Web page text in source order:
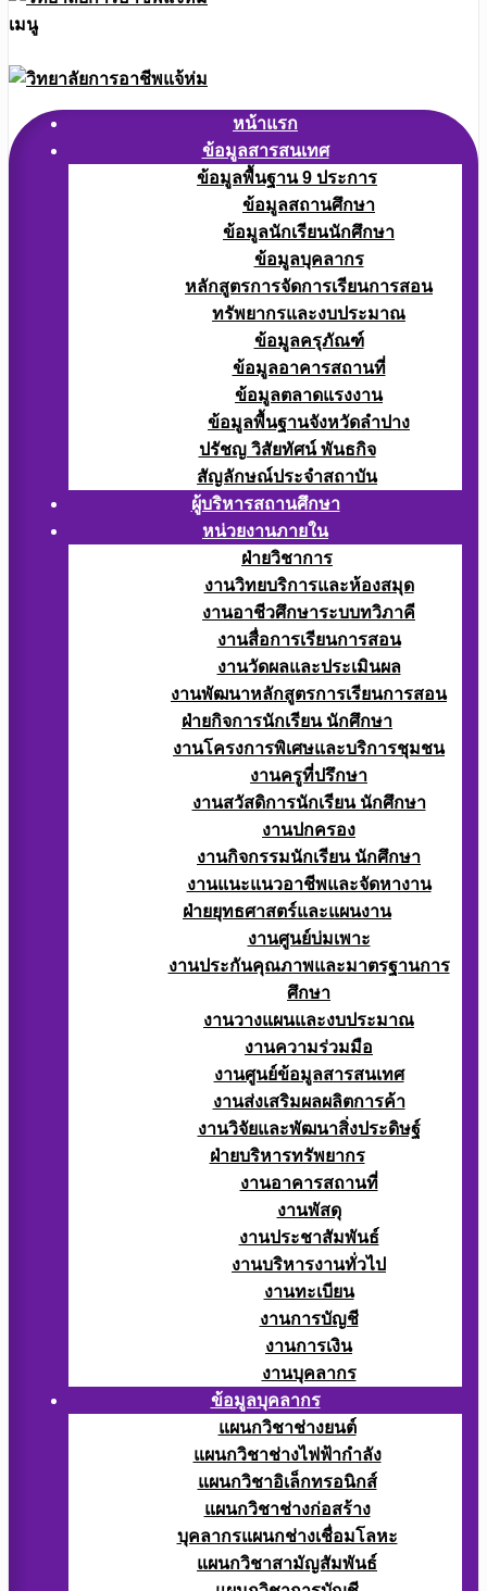
เมนู
หน้าแรก
ข้อมูลสารสนเทศ
ข้อมูลพื้นฐาน 9 ประการ
ข้อมูลสถานศึกษา
ข้อมูลนักเรียนนักศึกษา
ข้อมูลบุคลากร
หลักสูตรการจัดการเรียนการสอน
ทรัพยากรและงบประมาณ
ข้อมูลครุภัณฑ์
ข้อมูลอาคารสถานที่
ข้อมูลตลาดแรงงาน
ข้อมูลพื้นฐานจังหวัดลำปาง
ปรัชญ วิสัยทัศน์ พันธกิจ
สัญลักษณ์ประจำสถาบัน
ผู้บริหารสถานศึกษา
หน่วยงานภายใน
ฝ่ายวิชาการ
งานวิทยบริการและห้องสมุด
งานอาชีวศึกษาระบบทวิภาคี
งานสื่อการเรียนการสอน
งานวัดผลและประเมินผล
งานพัฒนาหลักสูตรการเรียนการสอน
ฝ่ายกิจการนักเรียน นักศึกษา
งานโครงการพิเศษและบริการชุมชน
งานครูที่ปรึกษา
งานสวัสดิการนักเรียน นักศึกษา
งานปกครอง
งานกิจกรรมนักเรียน นักศึกษา
งานแนะแนวอาชีพและจัดหางาน
ฝ่ายยุทธศาสตร์และแผนงาน
งานศูนย์บ่มเพาะ
งานประกันคุณภาพและมาตรฐานการ
ศึกษา
งานวางแผนและงบประมาณ
งานความร่วมมือ
งานศูนย์ข้อมูลสารสนเทศ
งานส่งเสริมผลผลิตการค้า
งานวิจัยและพัฒนาสิ่งประดิษฐ์
ฝ่ายบริหารทรัพยากร
งานอาคารสถานที่
งานพัสดุ
งานประชาสัมพันธ์
งานบริหารงานทั่วไป
งานทะเบียน
งานการบัญชี
งานการเงิน
งานบุคลากร
ข้อมูลบุคลากร
แผนกวิชาช่างยนต์
แผนกวิชาช่างไฟฟ้ากำลัง
แผนกวิชาอิเล็กทรอนิกส์
แผนกวิชาช่างก่อสร้าง
บุคลากรแผนกช่างเชื่อมโลหะ
แผนกวิชาสามัญสัมพันธ์